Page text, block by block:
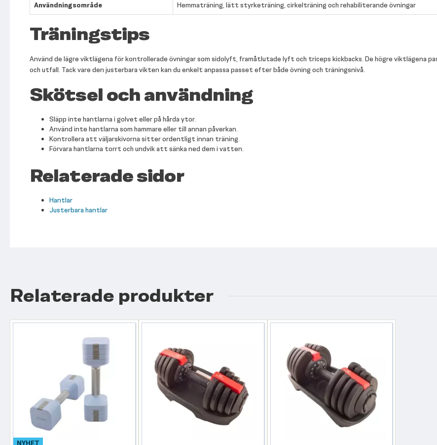
Användningsområde
Hemmaträning, lätt styrketräning, cirkelträning och rehabiliterande övningar
Träningstips
Använd de lägre viktlägena för kontrollerade övningar som sidolyft, framåtlutade lyft och triceps kickbacks. De högre viktlägena
och utfall. Tack vare den justerbara vikten kan du enkelt anpassa passet efter både övning och träningsnivå.
Skötsel och användning
Släpp inte hantlarna i golvet eller på hårda ytor.
Använd inte hantlarna som hammare eller till annan påverkan.
Kontrollera att väljarskivorna sitter ordentligt innan träning.
Förvara hantlarna torrt och undvik att sänka ned dem i vatten.
Relaterade sidor
Hantlar
Justerbara hantlar
Relaterade produkter